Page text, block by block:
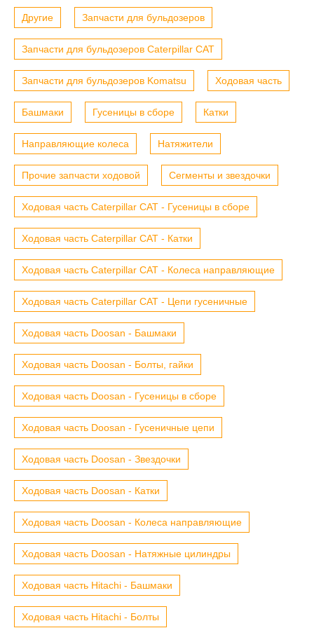
Другие Запчасти для бульдозеров
Запчасти для бульдозеров Caterpillar CAT
Запчасти для бульдозеров Komatsu Ходовая часть
Башмаки Гусеницы в сборе Катки
Направляющие колеса Натяжители
Прочие запчасти ходовой Сегменты и звездочки
Ходовая часть Caterpillar CAT - Гусеницы в сборе
Ходовая часть Caterpillar CAT - Катки
Ходовая часть Caterpillar CAT - Колеса направляющие
Ходовая часть Caterpillar CAT - Цепи гусеничные
Ходовая часть Doosan - Башмаки
Ходовая часть Doosan - Болты, гайки
Ходовая часть Doosan - Гусеницы в сборе
Ходовая часть Doosan - Гусеничные цепи
Ходовая часть Doosan - Звездочки
Ходовая часть Doosan - Катки
Ходовая часть Doosan - Колеса направляющие
Ходовая часть Doosan - Натяжные цилиндры
Ходовая часть Hitachi - Башмаки
Ходовая часть Hitachi - Болты